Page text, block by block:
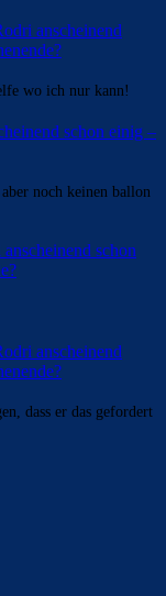
anscheinend
wo ich nur kann!
schon einig –
noch keinen ballon
schon
anscheinend
dass er das gefordert